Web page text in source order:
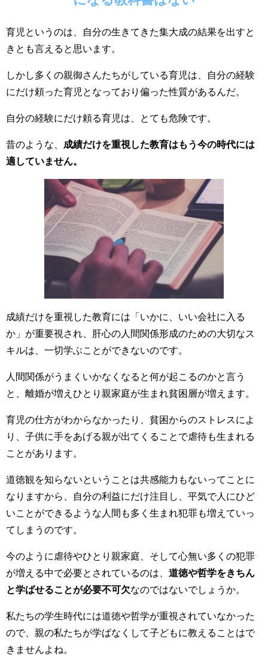
育児というのは、自分の生きてきた集大成の結果を出すと
きとも言えると思います。
しかし多くの親御さんたちがしている育児は、自分の経験
にだけ頼った育児となっており偏った性質があるんだ。
自分の経験にだけ頼る育児は、とても危険です。
昔のような、
成績だけを重視した教育はもう今の時代には
適していません。
成績だけを重視した教育には「いかに、いい会社に入る
か」が重要視され、肝心の人間関係形成のための大切なス
キルは、一切学ぶことができないのです。
人間関係がうまくいかなくなると何が起こるのかと言う
と、離婚が増えひとり親家庭が生まれ貧困層が増えます。
育児の仕方がわからなかったり、貧困からのストレスによ
り、子供に手をあげる親が出てくることで虐待も生まれる
ことがあります。
道徳観を知らないということは共感能力もないってことに
なりますから、自分の利益にだけ注目し、平気で人にひど
いことができるような人間も多く生まれ犯罪も増えていっ
てしまうのです。
今のように虐待やひとり親家庭、そして心無い多くの犯罪
が増える中で必要とされているのは、 道徳や哲学をきちん
と学ばせることが必要不可欠なのではないでしょうか。
私たちの学生時代には道徳や哲学が重視されていなかった
ので、親の私たちが学ばなくして子どもに教えることはで
きませんよね。